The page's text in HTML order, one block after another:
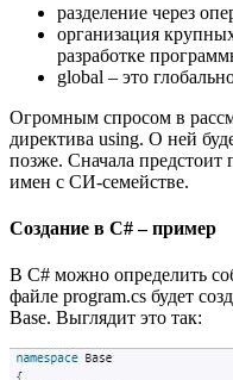
разделение через
организация
разработке
global – это
Огромным спросом в
директива using. О ней
позже. Сначала предстоит
имен с СИ-семействе.
Создание в C# – пример
В C# можно определить
файле program.cs будет
Base. Выглядит это так: